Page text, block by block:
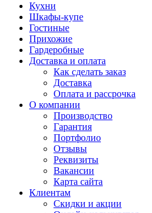
Кухни
Шкафы-купе
Гостиные
Прихожие
Гардеробные
Доставка и оплата
Как сделать заказ
Доставка
Оплата и рассрочка
О компании
Производство
Гарантия
Портфолио
Отзывы
Реквизиты
Вакансии
Карта сайта
Клиентам
Скидки и акции